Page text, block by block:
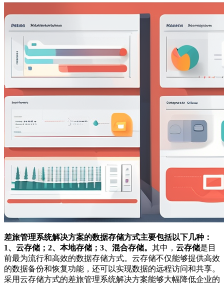
差旅管理系统解决方案的数据存储方式主要包括以下几种：
1、云存储；2、本地存储；3、混合存储。 其中， 云存储是目
前最为流行和高效的数据存储方式。云存储不仅能够提供高效
的数据备份和恢复功能，还可以实现数据的远程访问和共享。
采用云存储方式的差旅管理系统解决方案能够大幅降低企业的